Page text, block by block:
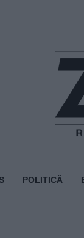
POLITICĂ